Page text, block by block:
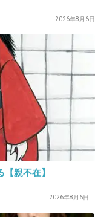
す！三千円です
容院に行ってま
うふってしてて、
2026年8月6日
親不在】
2026年8月6日